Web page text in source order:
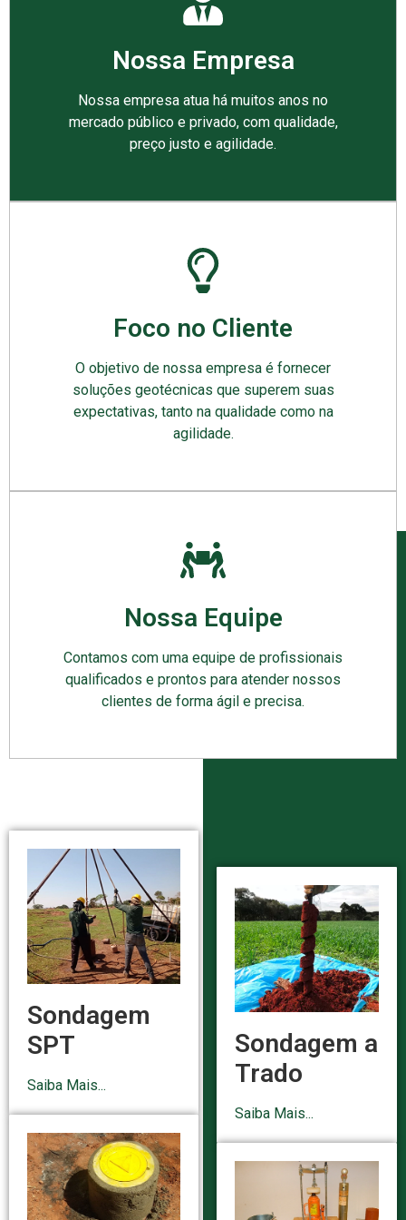
Nossa Empresa
Nossa empresa atua há muitos anos no
mercado público e privado, com qualidade,
preço justo e agilidade.
Foco no Cliente
O objetivo de nossa empresa é fornecer
soluções geotécnicas que superem suas
expectativas, tanto na qualidade como na
agilidade.
Nossa Equipe
Contamos com uma equipe de profissionais
qualificados e prontos para atender nossos
clientes de forma ágil e precisa.
Sondagem
SPT
Saiba Mais...
Sondagem a
Trado
Saiba Mais...